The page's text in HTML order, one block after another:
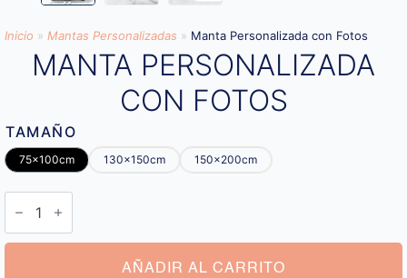
Inicio » Mantas Personalizadas » Manta Personalizada con Fotos
MANTA PERSONALIZADA
CON FOTOS
TAMAÑO
75x100cm 130x150cm 150x200cm
Manta
Personalizada
con
Fotos
AÑADIR AL CARRITO